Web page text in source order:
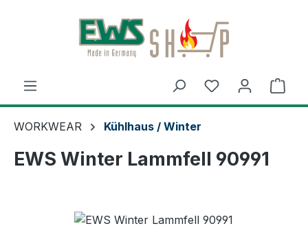
Zum Hauptinhalt springen
Du hast 0
WORKWEAR Kühlhaus / Winter
EWS Winter Lammfell 90991